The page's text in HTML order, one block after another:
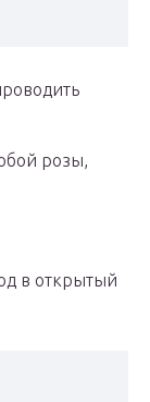
розы,
в открытый